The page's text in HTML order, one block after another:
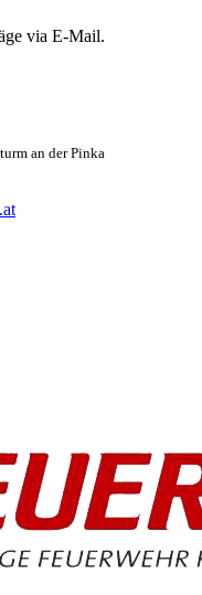
via E-Mail.
an der Pinka